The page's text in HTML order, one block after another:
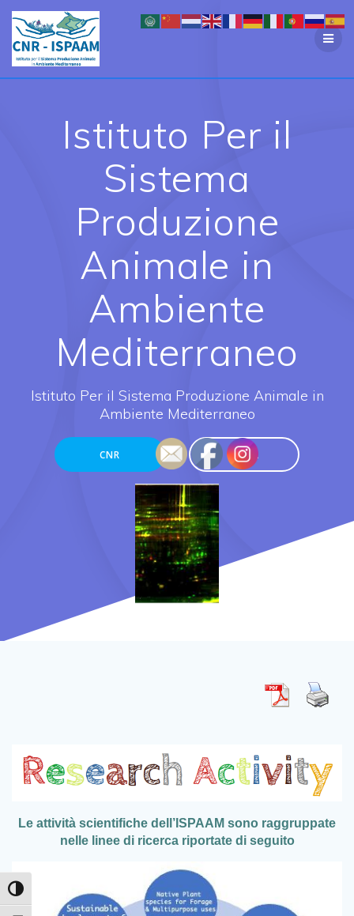
Attiva/disattiva alto contrasto
al
Istituto Per il
Sistema
Produzione
Animale in
Ambiente
Mediterraneo
Istituto Per il Sistema Produzione Animale in
Ambiente Mediterraneo
CNR DISBA
Le attività scientifiche dell’ISPAAM sono raggruppate
nelle linee di ricerca riportate di seguito